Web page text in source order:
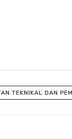
TEKNIKAL DAN